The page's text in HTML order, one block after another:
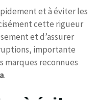
et à éviter les
cette rigueur
et d’assurer
importante
marques reconnues
.